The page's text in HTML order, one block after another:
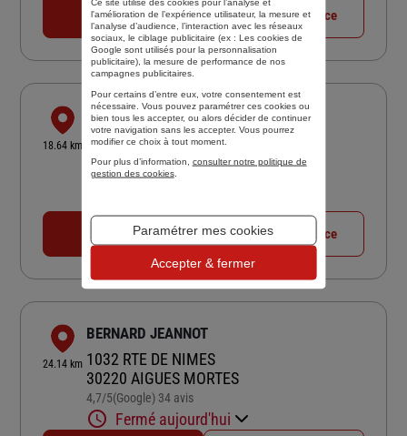
04 67 71 80 25 Voir la fiche agence
18.64 km
ASSURANCES DEVILLE DE PERIERE
158 AVE DU GENERAL SARRAIL
34400 LUNEL
5/5Note de 5 sur 5
(Google) 162 avis
04 67 71 10 31 Voir la fiche agence
24.14 km
BERNARD JEANNOT
1032 RTE DE NIMES
30220 AIGUES MORTES
4,7/5Note de 4.7 sur 5
(Google) 34 avis
Fermé aujourd'hui
Ce site utilise des cookies pour l’analyse et
l'amélioration de l’expérience utilisateur, la mesure et
l’analyse d’audience, l’interaction avec les réseaux
sociaux, le ciblage publicitaire (ex : Les cookies de
Google sont utilisés pour la personnalisation
publicitaire), la mesure de performance de nos
campagnes publicitaires.
Pour certains d’entre eux, votre consentement est
nécessaire. Vous pouvez paramétrer ces cookies ou
bien tous les accepter, ou alors décider de continuer
votre navigation sans les accepter. Vous pourrez
modifier ce choix à tout moment.
Pour plus d’information, consulter notre politique de
gestion des cookies.
Paramétrer mes cookies
Accepter & fermer